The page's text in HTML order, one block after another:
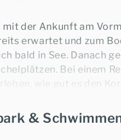
mit der Ankunft am
erwartet und zum
bald in See. Danach
Bei einem
wie gut es den
&
+49-